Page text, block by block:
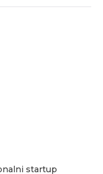
startup